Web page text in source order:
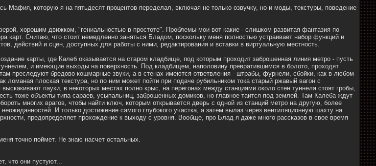
Мафия, которую я на пятьдесят процентов переделал, включая не только озвучку, но и моды, текстуры, поведение
хорошим движком, "гениальностью в простоте". Проблемы мои вот какие - слишком развитая фантазия по
карт. Считаю, что стоит немедленно заняться Бладом, поскольку меня полностью устраивает набор функций и
действий и сцен, доступных для работы с ними, редактирования и вставки в виртуальную местность.
карты, где Калеб оказывается на старом кладбище, под которым проходит заброшенная линия метро - пусть
и имеющие выходы на поверхность. Под кладбищем, наполовину превратившимся в болото, проходят
преследуют бредово кошмарные звуки, а в стенах имеются ответвления - штрабы, фурнели, сбойки, как в любом
ломаная плоская текстура, но по ним может пойти при подаче рубильником тока старый ржавый вагон с
пауки, в некоторых местах полно крыс, на перегонах между станциями около стен туннеля стоят гробы,
тоже объекты типа сараев, усыпальниц, заброшенных домиков, но главное таится под землей. Там Калеба ждут
многих врагов, чтобы найти ключ, которым открывается дверь с одной из станций метро на другую, более
И только достижение самого глубокого участка, а затем вылаз через вентиляционную шахту на
предопределяет прохождение к выходу с уровня. Вообще, про Блад я даже много рассказов в свое время
точно поймет. Не знаю насчет остальных.
что они пустуют...